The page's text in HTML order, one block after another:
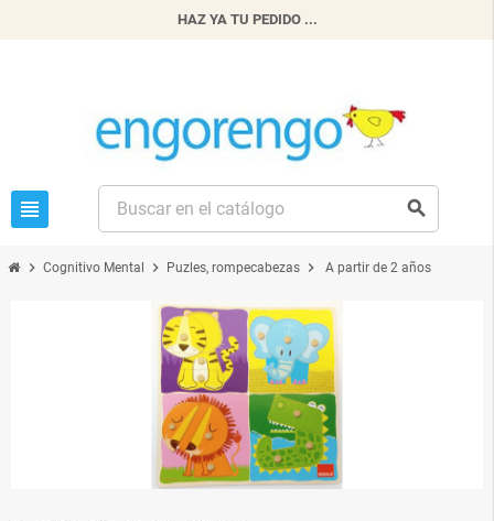
HAZ YA TU PEDIDO ...
view_headline search
chevron_right Cognitivo Mental chevron_right Puzles, rompecabezas chevron_right A partir de 2 años